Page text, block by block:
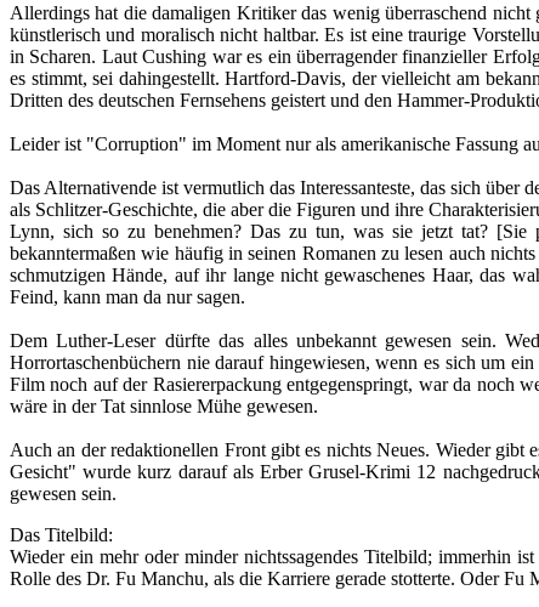
Allerdings hat die damaligen Kritiker das wenig überraschend
künstlerisch und moralisch nicht haltbar. Es ist eine traurige
in Scharen. Laut Cushing war es ein überragender finanzieller
es stimmt, sei dahingestellt. Hartford-Davis, der vielleicht am
Dritten des deutschen Fernsehens geistert und den Hammer-
Leider ist "Corruption" im Moment nur als amerikanische Fassung
Das Alternativende ist vermutlich das Interessanteste, das sich
als Schlitzer-Geschichte, die aber die Figuren und ihre
Lynn, sich so zu benehmen? Das zu tun, was sie jetzt tat?
bekanntermaßen wie häufig in seinen Romanen zu lesen auch
schmutzigen Hände, auf ihr lange nicht gewaschenes Haar, das
Feind, kann man da nur sagen.
Dem Luther-Leser dürfte das alles unbekannt gewesen sein.
Horrortaschenbüchern nie darauf hingewiesen, wenn es sich um
Film noch auf der Rasiererpackung entgegenspringt, war da noch
wäre in der Tat sinnlose Mühe gewesen.
Auch an der redaktionellen Front gibt es nichts Neues. Wieder
Gesicht" wurde kurz darauf als Erber Grusel-Krimi 12
gewesen sein.
Das Titelbild:
Wieder ein mehr oder minder nichtssagendes Titelbild; immerhin
Rolle des Dr. Fu Manchu, als die Karriere gerade stotterte. Oder